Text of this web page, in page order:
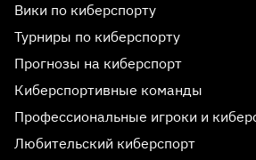
Вики по киберспорту
Турниры по киберспорту
Прогнозы на киберспорт
Киберспортивные команды
Профессиональные игроки и
Любительский киберспорт